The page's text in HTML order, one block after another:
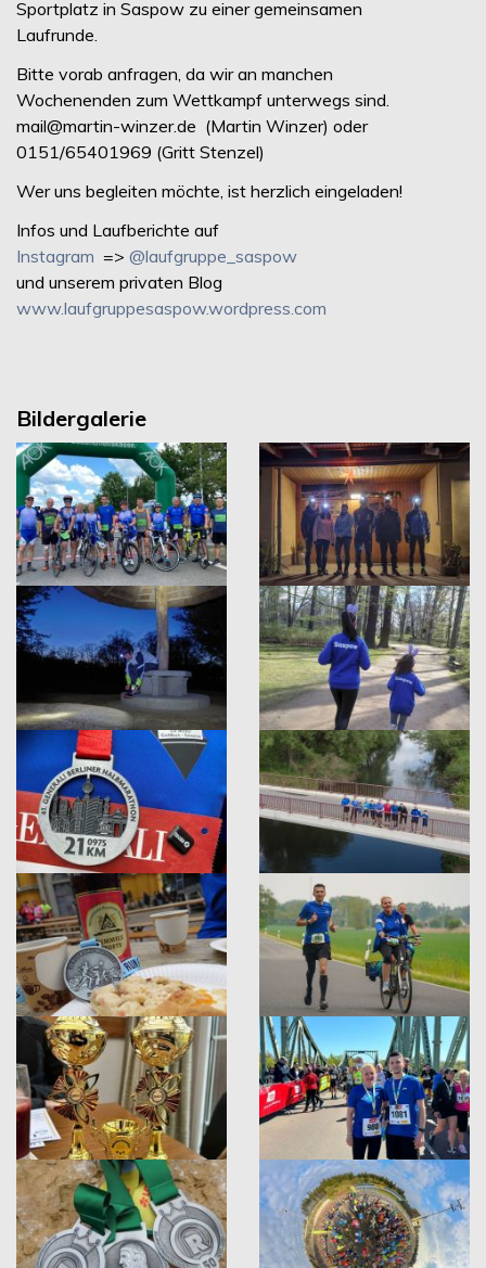
Sportplatz in Saspow zu einer gemeinsamen
Laufrunde.
Bitte vorab anfragen, da wir an manchen
Wochenenden zum Wettkampf unterwegs sind.
mail@martin-winzer.de (Martin Winzer) oder
0151/65401969 (Gritt Stenzel)
Wer uns begleiten möchte, ist herzlich eingeladen!
Infos und Laufberichte auf
Instagram => @laufgruppe_saspow
und unserem privaten Blog
www.laufgruppesaspow.wordpress.com
Bildergalerie